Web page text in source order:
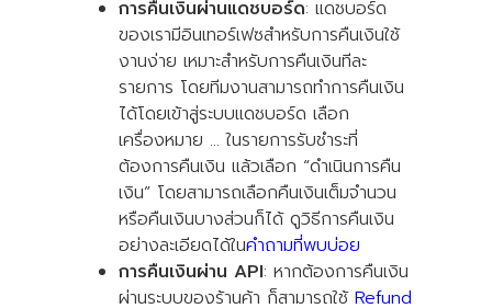
การคืนเงินผ่านแดชบอร์ด: แดชบอร์ด
ของเรามีอินเทอร์เฟซสำหรับการคืนเงินใช้
งานง่าย เหมาะสำหรับการคืนเงินทีละ
รายการ โดยทีมงานสามารถทำการคืนเงิน
ได้โดยเข้าสู่ระบบแดชบอร์ด เลือก
เครื่องหมาย … ในรายการรับชำระที่
ต้องการคืนเงิน แล้วเลือก “ดำเนินการคืน
เงิน” โดยสามารถเลือกคืนเงินเต็มจำนวน
หรือคืนเงินบางส่วนก็ได้ ดูวิธีการคืนเงิน
อย่างละเอียดได้ในคำถามที่พบบ่อย
การคืนเงินผ่าน API: หากต้องการคืนเงิน
ผ่านระบบของร้านค้า ก็สามารถใช้ Refund